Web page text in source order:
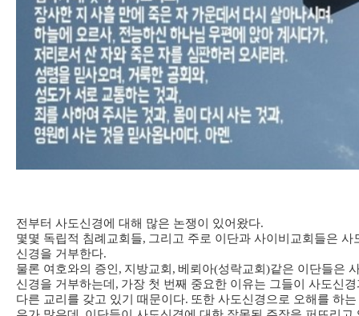
전부터 사도신경에 대해 많은 논쟁이 있어왔다.
몇몇 독립적 침례교회들, 그리고 주로 이단과 사이비교회들은 사
신경을 거부한다.
물론 여호와의 증인 , 지방교회 , 베뢰아(성락교회 )같은 이단들은
신경을 거부하는데 , 가장 첫 번째 중요한 이유는 그들이 사도신경
다른 교리를 갖고 있기 때문이다. 또한 사도신경으로 오해를 하는